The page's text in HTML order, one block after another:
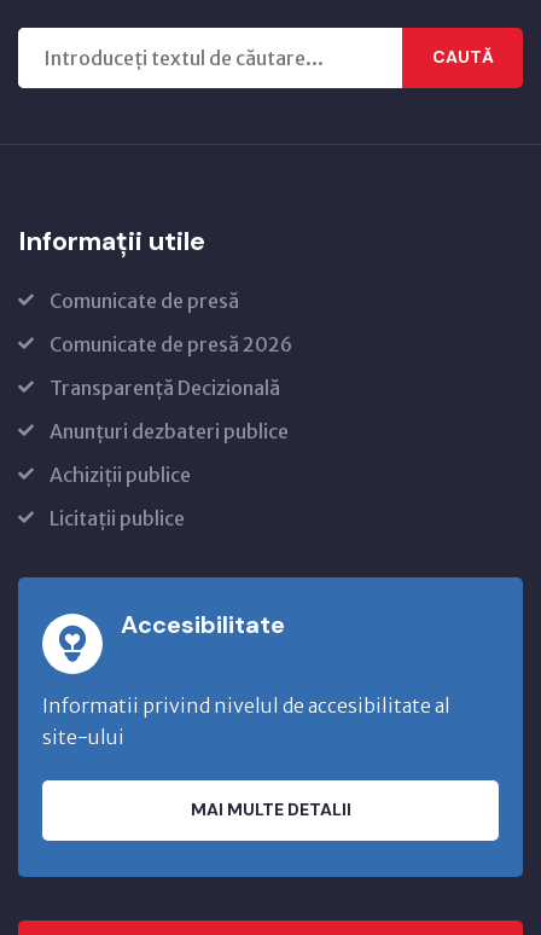
CAUTĂ
Informații utile
Comunicate de presă
Comunicate de presă 2026
Transparență Decizională
Anunțuri dezbateri publice
Achiziții publice
Licitații publice
Accesibilitate
Informatii privind nivelul de accesibilitate al
site-ului
MAI MULTE DETALII